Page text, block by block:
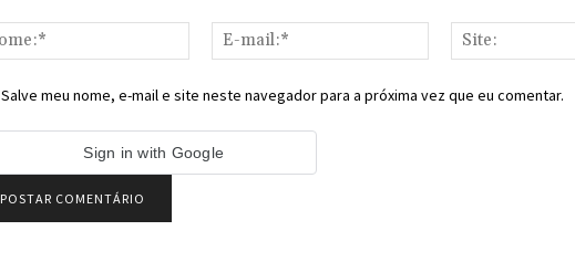
Nome:*
mail:*
Salve meu nome, e-mail e site neste navegador para a próxima vez que eu comentar.
Sign in with Google